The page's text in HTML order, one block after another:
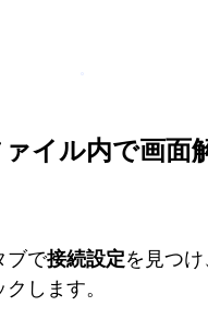
ァイル内で画面
ブで接続設定を見つけ
します。